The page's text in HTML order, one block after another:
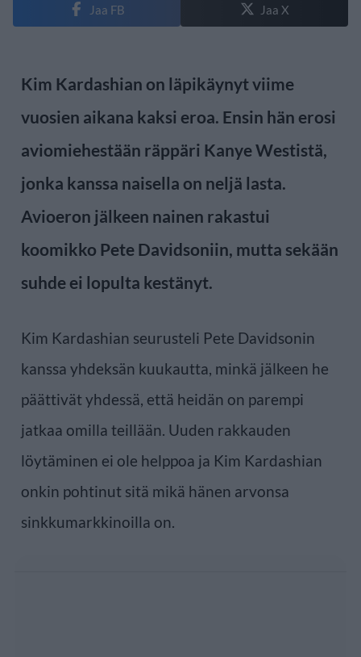
Jaa FB Jaa X
Kim Kardashian on läpikäynyt viime
vuosien aikana kaksi eroa. Ensin hän erosi
aviomiehestään räppäri Kanye Westistä,
jonka kanssa naisella on neljä lasta.
Avioeron jälkeen nainen rakastui
koomikko Pete Davidsoniin, mutta sekään
suhde ei lopulta kestänyt.
Kim Kardashian seurusteli Pete Davidsonin
kanssa yhdeksän kuukautta, minkä jälkeen he
päättivät yhdessä, että heidän on parempi
jatkaa omilla teillään. Uuden rakkauden
löytäminen ei ole helppoa ja Kim Kardashian
onkin pohtinut sitä mikä hänen arvonsa
sinkkumarkkinoilla on.